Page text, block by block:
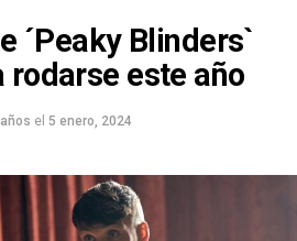
´Peaky Blinders`
rodarse este año
el 5 enero, 2024